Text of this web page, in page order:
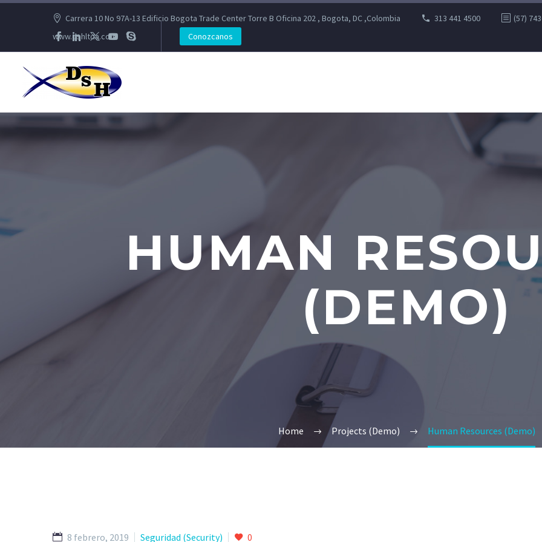
Carrera 10 No 97A-13 Edificio Bogota Trade Center Torre B Oficina 202 , Bogota, DC ,Colombia 313 441 4500
(57)
www.dshltda.com
Conozcanos
HUMAN
(DEMO)
Home Projects (Demo) Human Resources (Demo)
8 febrero, 2019 Seguridad (Security) 0